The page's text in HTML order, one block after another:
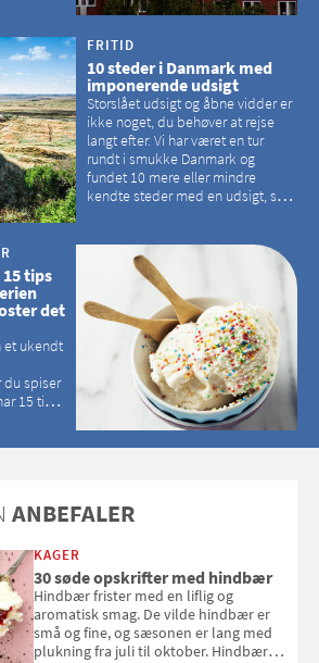
værd
FRITID
10 steder i Danmark med
imponerende udsigt
Storslået udsigt og åbne vidder er
ikke noget, du behøver at rejse
langt efter. Vi har været en tur
rundt i smukke Danmark og
fundet 10 mere eller mindre
kendte steder med en udsigt, som
tips
det
et ukendt
du spiser
15 tips
ANBEFALER
KAGER
30 søde opskrifter med hindbær
Hindbær frister med en liflig og
aromatisk smag. De vilde hindbær er
små og fine, og sæsonen er lang med
plukning fra juli til oktober. Hindbær